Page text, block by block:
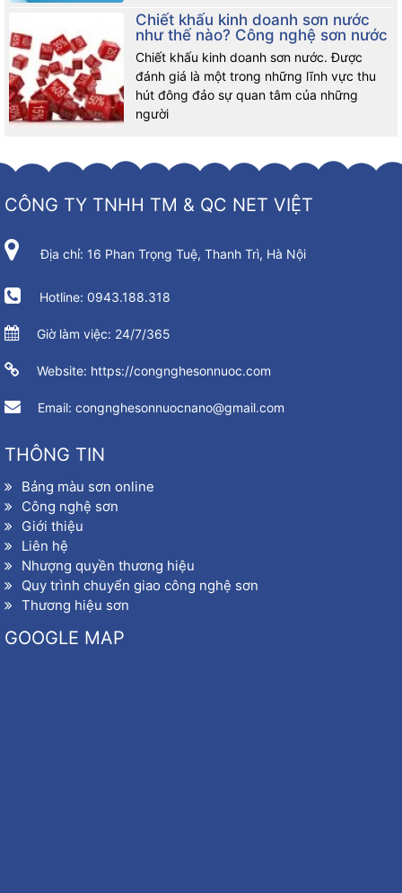
Chiết khấu kinh doanh sơn nước
như thế nào? Công nghệ sơn nước
Chiết khấu kinh doanh sơn nước. Được
đánh giá là một trong những lĩnh vực thu
hút đông đảo sự quan tâm của những
người
CÔNG TY TNHH TM & QC NET VIỆT
Địa chỉ: 16 Phan Trọng Tuệ, Thanh Trì, Hà Nội
Hotline: 0943.188.318
Giờ làm việc: 24/7/365
Website: https://congnghesonnuoc.com
Email: congnghesonnuocnano@gmail.com
THÔNG TIN
Bảng màu sơn online
Công nghệ sơn
Giới thiệu
Liên hệ
Nhượng quyền thương hiệu
Quy trình chuyển giao công nghệ sơn
Thương hiệu sơn
GOOGLE MAP